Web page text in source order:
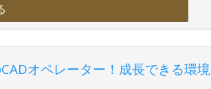
オペレーター！成長できる環境